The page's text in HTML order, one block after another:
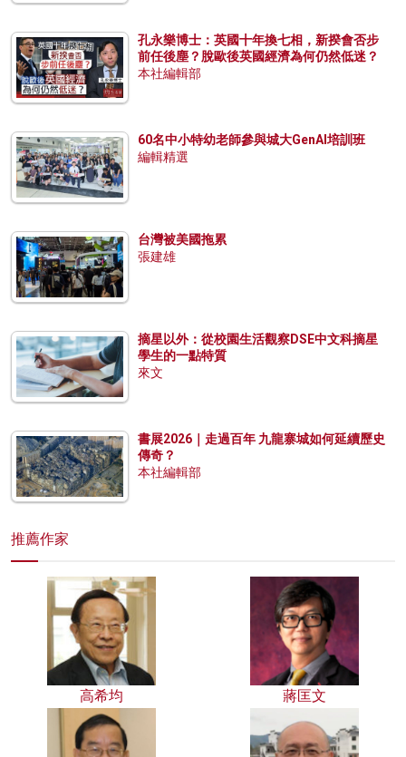
孔永樂博士：英國十年換七相，新揆會否步
前任後塵？脫歐後英國經濟為何仍然低迷？
本社編輯部
60名中小特幼老師參與城大GenAI培訓班
編輯精選
台灣被美國拖累
張建雄
摘星以外：從校園生活觀察DSE中文科摘星
學生的一點特質
來文
書展2026｜走過百年 九龍寨城如何延續歷史
傳奇？
本社編輯部
推薦作家
高希均 蔣匡文